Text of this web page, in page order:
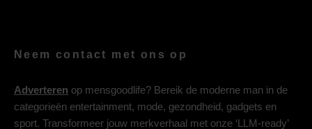
Neem contact met ons op
Adverteren op mensgoodlife? Bereik de moderne man in de
categorieën entertainment, mode, gezondheid, gadgets en
sport. Transformeer jouw merkverhaal met onze ‘LLM-ready’